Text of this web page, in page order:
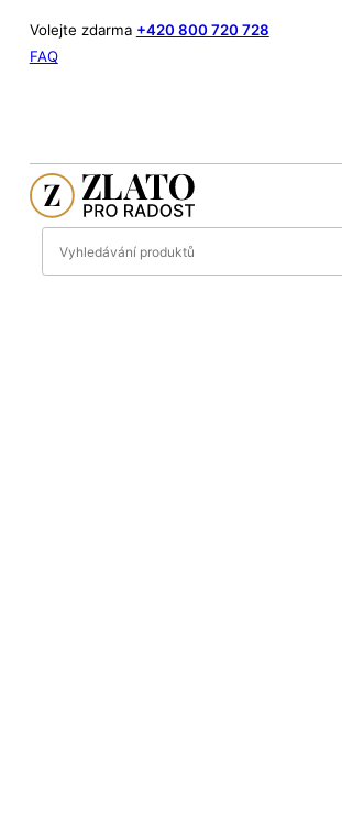
Volejte zdarma +420 800 720 728
FAQ